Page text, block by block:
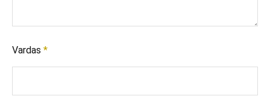
Vardas *